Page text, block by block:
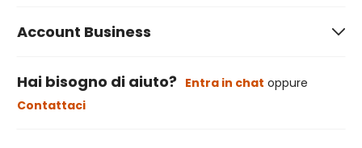
Account Business
Hai bisogno di aiuto? Entra in chat oppure
Contattaci